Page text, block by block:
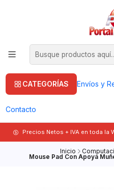
CATEGORÍAS Envíos y
Contacto
Precios Netos + IVA en toda la
Inicio
Mouse Pad Con Apoya